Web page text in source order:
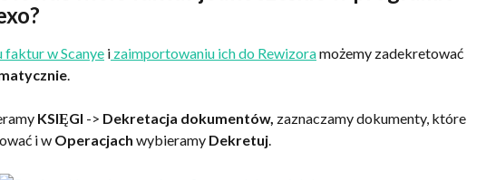
w Scanye i zaimportowaniu ich do Rewizora możemy zadekretować
.
KSIĘGI -> Dekretacja dokumentów, zaznaczamy dokumenty, które
i w Operacjach wybieramy Dekretuj.